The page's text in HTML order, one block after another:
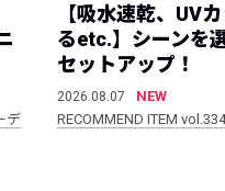
デ
【吸水速乾、UV
るetc.】シーンを
セットアップ！
2026.08.07
NEW
RECOMMEND ITEM vol.334